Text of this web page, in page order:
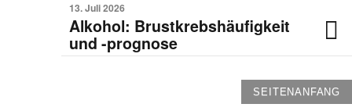
13. Juli 2026
Alkohol: Brustkrebshäufigkeit
und -prognose
SEITENANFANG